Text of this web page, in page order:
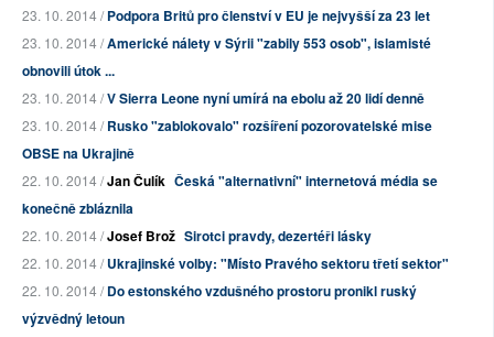
23. 10. 2014 /Podpora Britů pro členství v EU je nejvyšší za 23 let
23. 10. 2014 /Americké nálety v Sýrii "zabily 553 osob", islamisté
obnovili útok ...
23. 10. 2014 /V Sierra Leone nyní umírá na ebolu až 20 lidí denně
23. 10. 2014 /Rusko "zablokovalo" rozšíření pozorovatelské mise
OBSE na Ukrajině
22. 10. 2014 /Jan Čulík Česká "alternativní" internetová média se
konečně zbláznila
22. 10. 2014 /Josef Brož Sirotci pravdy, dezertéři lásky
22. 10. 2014 /Ukrajinské volby: "Místo Pravého sektoru třetí sektor"
22. 10. 2014 /Do estonského vzdušného prostoru pronikl ruský
výzvědný letoun